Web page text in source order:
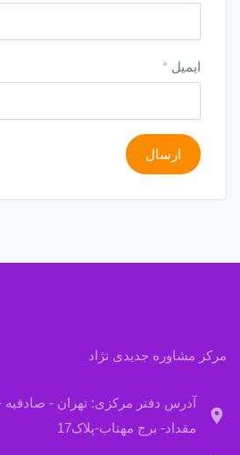
ایمیل *
مرکز مشاوره جدیدی نژاد
location_on
آدرس دفتر مرکزی: تهران - صادقیه -
مقداد- برج مهتاب-پلاک17